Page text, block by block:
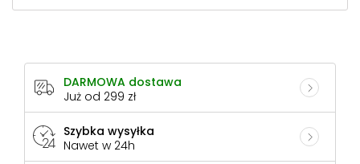
DARMOWA dostawa
Już od 299 zł
Szybka wysyłka
Nawet w 24h